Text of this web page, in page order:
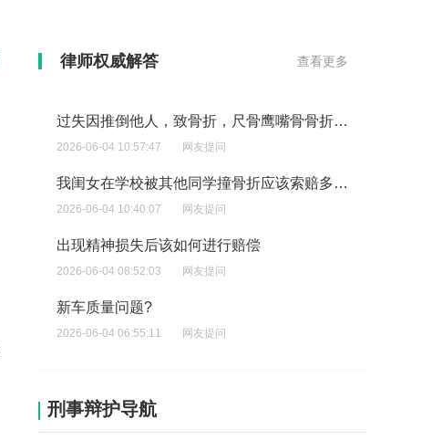
律师权威解答 查看更多
胸部增生疤痕疙瘩算残疾人吗？
过失因推倒他人，致骨折，尺骨鹰嘴骨骨折，对方索赔10万?
2026-06-04 10:57:47 网友提问
我闺女在学校被其他同学撞骨折应该索赔多少钱？
2026-06-04 10:40:07 网友提问
出现精神损失后该如何进行赔偿
2026-06-04 08:52:03 网友提问
新车质量问题?
2026-06-04 06:55:11 网友提问
打架时误伤己方致轻伤要怎么赔偿
刑事辩护导航